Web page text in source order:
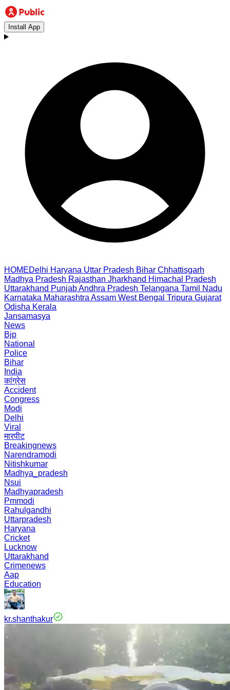
Install App
HOMEDelhi Haryana Uttar Pradesh Bihar Chhattisgarh
Madhya Pradesh Rajasthan Jharkhand Himachal Pradesh
Uttarakhand PunjabAndhra Pradesh Telangana Tamil Nadu
Karnataka Maharashtra Assam West Bengal Tripura Gujarat
Odisha Kerala
Jansamasya
News
Bjp
National
Police
Bihar
India
कांग्रेस
Accident
Congress
Modi
Delhi
Viral
मारपीट
Breakingnews
Narendramodi
Nitishkumar
Madhya_pradesh
Nsui
Madhyapradesh
Pmmodi
Rahulgandhi
Uttarpradesh
Haryana
Cricket
Lucknow
Uttarakhand
Crimenews
Aap
Education
kr.shanthakur